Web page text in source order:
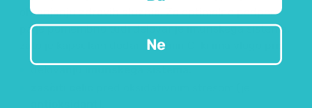
ohranjanjuzdravih sluznic. Za optimalno podporo
pa je pomembno tudi delovanje imunskega sistema,
zato je kapsulam dodan vitamin C, ki ima vlogo pri:
delovanjuimunskega sistema.
Ne